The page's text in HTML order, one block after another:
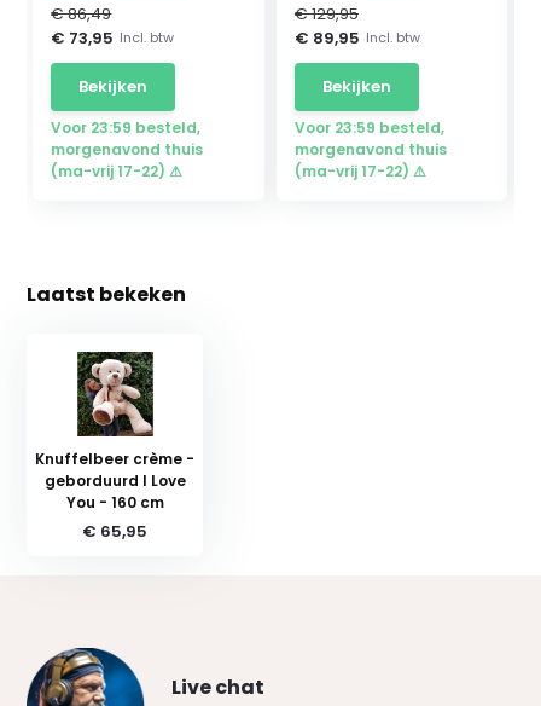
€ 86,49
€ 73,95 Incl. btw
Bekijken
Voor 23:59 besteld,
morgenavond thuis
(ma-vrij 17-22) ⚠
€ 129,95
€ 89,95 Incl. btw
Bekijken
Voor 23:59 besteld,
morgenavond thuis
(ma-vrij 17-22) ⚠
Laatst bekeken
Knuffelbeer crème -
geborduurd I Love
You - 160 cm
€ 65,95
Live chat